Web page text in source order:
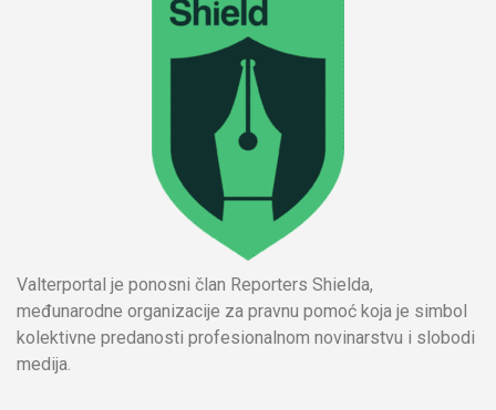
Valterportal je ponosni član Reporters Shielda,
međunarodne organizacije za pravnu pomoć koja je simbol
kolektivne predanosti profesionalnom novinarstvu i slobodi
medija.